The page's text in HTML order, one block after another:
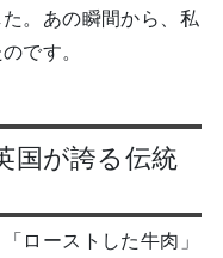
。あの瞬間から、私
です。
国が誇る伝統
ローストした牛肉」